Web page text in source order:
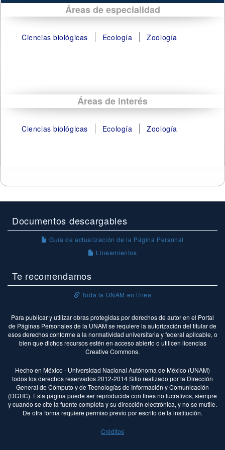
Áreas de especialidad
Ciencias biológicas Ecología Zoología
Áreas de interés
Ciencias biológicas Ecología Zoología
Documentos descargables
Guía de actualización de la Página Personal
Lineamientos
Te recomendamos
Toda la UNAM en línea
Para publicar y utilizar obras protegidas por derechos de autor en el Portal
de Páginas Personales de la UNAM se requiere la autorización del titular de
esos derechos conforme a la normatividad universitaria y federal aplicable, o
bien que dichos recursos estén en acceso abierto o utilicen licencias
Creative Commons.
Hecho en México - Universidad Nacional Autónoma de México (UNAM)
todos los derechos reservados 2012-2014 Sitio realizado por la Dirección
General de Cómputo y de Tecnologías de Información y Comunicación
(DGTIC). Esta página puede ser reproducida con fines no lucrativos, siempre
y cuando se cite la fuente completa y su dirección electrónica, y no se mutile.
De otra forma requiere permiso previo por escrito de la institución.
Créditos